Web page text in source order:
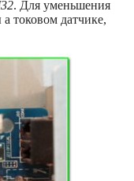
. Для уменьшения
токовом датчике,